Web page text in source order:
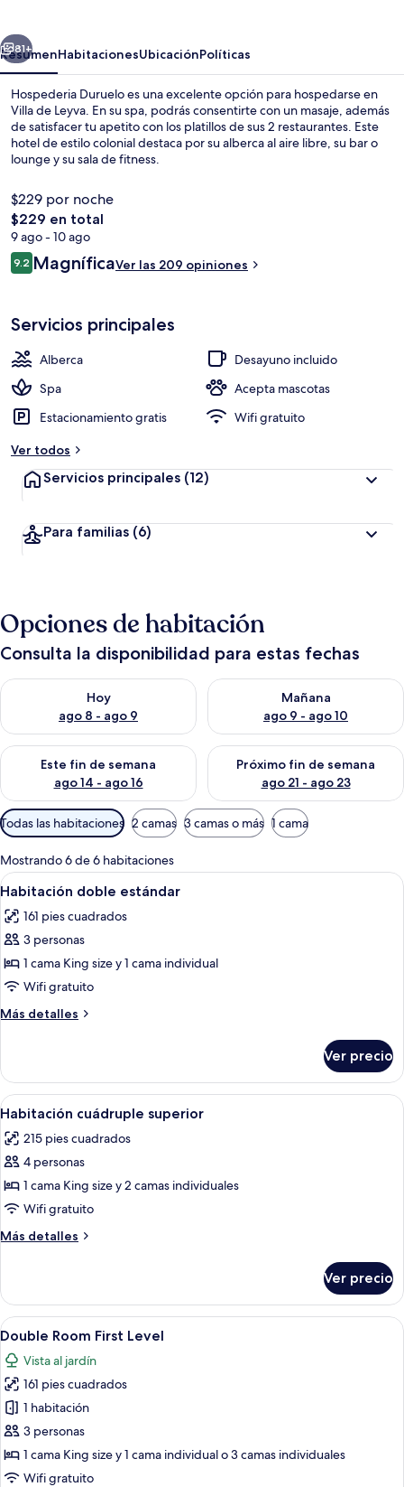
Siguiente
81+
ResumenHabitacionesUbicaciónPolíticas
Hospederia Duruelo es una excelente opción para hospedarse en
Villa de Leyva. En su spa, podrás consentirte con un masaje, además
de satisfacer tu apetito con los platillos de sus 2 restaurantes. Este
hotel de estilo colonial destaca por su alberca al aire libre, su bar o
lounge y su sala de fitness.
$229 por noche
El
precio
total
es
$229 en total
9 ago - 10 ago
Opiniones
9.29.2 de 10,
MagníficaVer las 209 opiniones
Servicios principales
Alberca
Desayuno incluido
Spa
Acepta mascotas
Estacionamiento gratis
Wifi gratuito
Ver todos
Servicios principales (12)
Para familias (6)
Opciones de habitación
Consulta la disponibilidad para estas fechas
Hoy
ago 8 - ago 9
Consulta la disponibilidad para hoy ago 8 - ago 9
Mañana
ago 9 - ago 10
Consulta la disponibilidad
Este fin de semana
ago 14 - ago 16
Consulta la disponibilidad para este fin de semana ago 14 -
Próximo fin de semana
ago 21 - ago 23
Consulta la disponibilidad
Filtros
disponibles
para
las
habitaciones
Todas las habitaciones 2 camas 3 camas o más 1 cama
Mostrando 6 de 6 habitaciones
Abrir
todas
las
fotos
de
Habitación
doble
estándar
Un dormitorio con dos camas, un
9
Habitación doble estándar
161 pies cuadrados
3 personas
1 cama King size y 1 cama individual
Wifi gratuito
Más detalles
Más
doble
estándar
Ver precio
Abrir
todas
las
fotos
de
Habitación
cuádruple
superior
Habitación de hotel con una cama,
6
Habitación cuádruple superior
215 pies cuadrados
4 personas
1 cama King size y 2 camas individuales
Wifi gratuito
Más detalles
Más
cuádruple
superior
Ver precio
Abrir
todas
las
fotos
de
Double
Room
First
Habitación de hotel con una cama
3
Double Room First Level
Vista al jardín
161 pies cuadrados
1 habitación
3 personas
1 cama King size y 1 cama individual o 3 camas individuales
Wifi gratuito